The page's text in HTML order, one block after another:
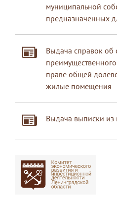
муниципальной
предназначенных
Выдача справок об
праве общей
жилые помещения
Выдача выписки из